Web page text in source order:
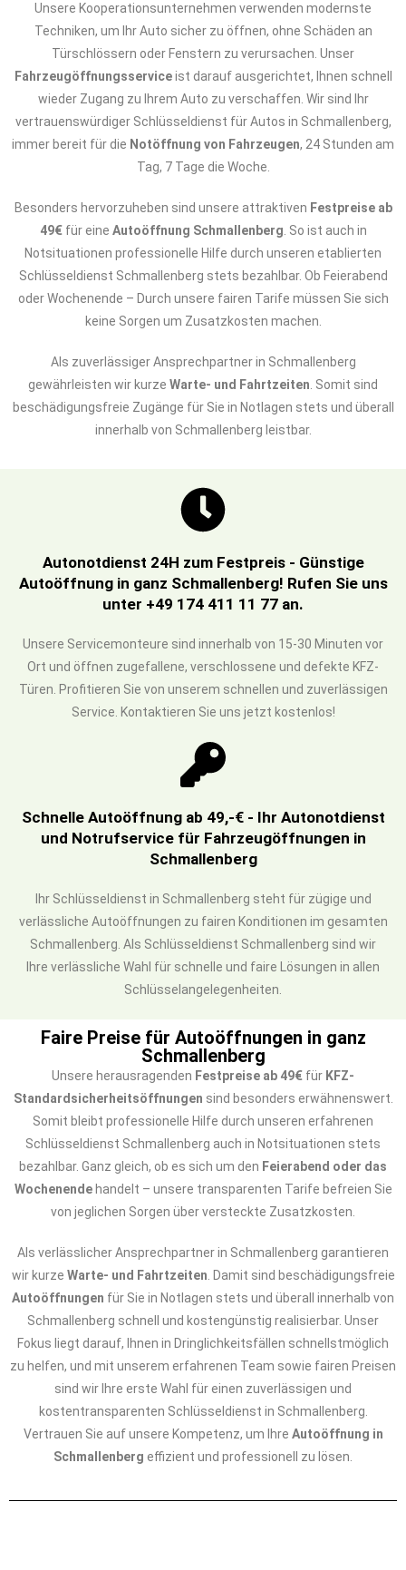
Unsere Kooperationsunternehmen verwenden modernste
Techniken, um Ihr Auto sicher zu öffnen, ohne Schäden an
Türschlössern oder Fenstern zu verursachen. Unser
Fahrzeugöffnungsserviceist darauf ausgerichtet, Ihnen schnell
wieder Zugang zu Ihrem Auto zu verschaffen. Wir sind Ihr
vertrauenswürdiger Schlüsseldienst für Autos in Schmallenberg,
immer bereit für die Notöffnung von Fahrzeugen, 24 Stunden am
Tag, 7 Tage die Woche.
Besonders hervorzuheben sind unsere attraktiven Festpreise ab
49€für eine Autoöffnung Schmallenberg . So ist auch in
Notsituationen professionelle Hilfe durch unseren etablierten
Schlüsseldienst Schmallenberg stets bezahlbar. Ob Feierabend
oder Wochenende – Durch unsere fairen Tarife müssen Sie sich
keine Sorgen um Zusatzkosten machen.
Als zuverlässiger Ansprechpartner in Schmallenberg
gewährleisten wir kurze Warte- und Fahrtzeiten . Somit sind
beschädigungsfreie Zugänge für Sie in Notlagen stets und überall
innerhalb von Schmallenberg leistbar.
Autonotdienst 24H zum Festpreis - Günstige
Autoöffnung in ganz Schmallenberg! Rufen Sie uns
unter +49 174 411 11 77 an.
Unsere Servicemonteure sind innerhalb von 15-30 Minuten vor
Ort und öffnen zugefallene, verschlossene und defekte KFZ-
Türen. Profitieren Sie von unserem schnellen und zuverlässigen
Service. Kontaktieren Sie uns jetzt kostenlos!
Schnelle Autoöffnung ab 49,-€ - Ihr Autonotdienst
und Notrufservice für Fahrzeugöffnungen in
Schmallenberg
Ihr Schlüsseldienst in Schmallenberg steht für zügige und
verlässliche Autoöffnungen zu fairen Konditionen im gesamten
Schmallenberg. Als Schlüsseldienst Schmallenberg sind wir
Ihre verlässliche Wahl für schnelle und faire Lösungen in allen
Schlüsselangelegenheiten.
Faire Preise für Autoöffnungen in ganz
Schmallenberg
Unsere herausragenden Festpreise ab 49€ für KFZ-
Standardsicherheitsöffnungen sind besonders erwähnenswert.
Somit bleibt professionelle Hilfe durch unseren erfahrenen
Schlüsseldienst Schmallenberg auch in Notsituationen stets
bezahlbar. Ganz gleich, ob es sich um den Feierabend oder das
Wochenendehandelt – unsere transparenten Tarife befreien Sie
von jeglichen Sorgen über versteckte Zusatzkosten.
Als verlässlicher Ansprechpartner in Schmallenberg garantieren
wir kurze Warte- und Fahrtzeiten . Damit sind beschädigungsfreie
Autoöffnungen für Sie in Notlagen stets und überall innerhalb von
Schmallenberg schnell und kostengünstig realisierbar. Unser
Fokus liegt darauf, Ihnen in Dringlichkeitsfällen schnellstmöglich
zu helfen, und mit unserem erfahrenen Team sowie fairen Preisen
sind wir Ihre erste Wahl für einen zuverlässigen und
kostentransparenten Schlüsseldienst in Schmallenberg.
Vertrauen Sie auf unsere Kompetenz, um Ihre Autoöffnung in
Schmallenberg effizient und professionell zu lösen.